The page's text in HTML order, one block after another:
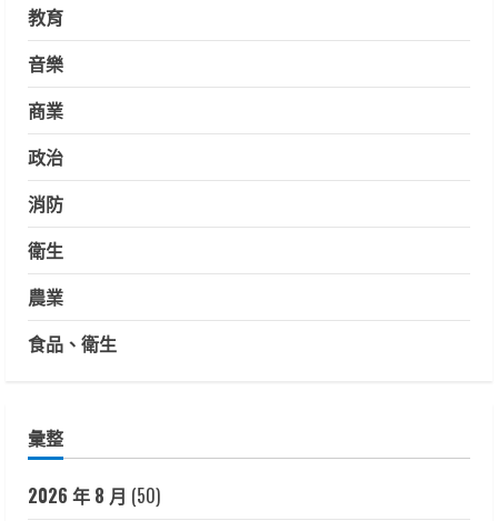
教育
音樂
商業
政治
消防
衛生
農業
食品、衛生
彙整
2026 年 8 月 (50)